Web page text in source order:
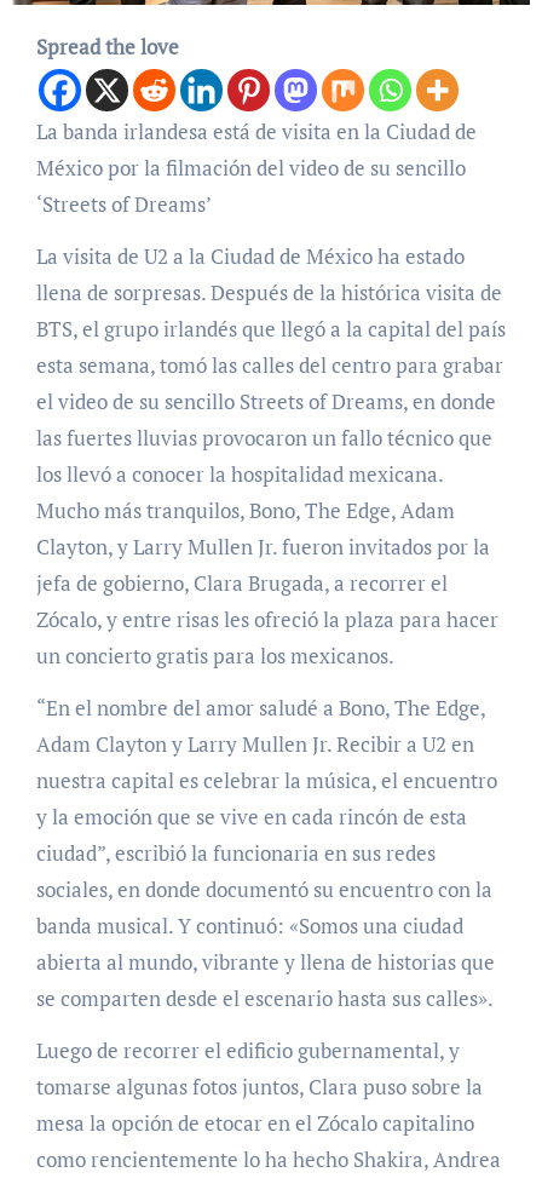
Spread the love
La banda irlandesa está de visita en la Ciudad de
México por la filmación del video de su sencillo
‘Streets of Dreams’
La visita de U2 a la Ciudad de México ha estado
llena de sorpresas. Después de la histórica visita de
BTS, el grupo irlandés que llegó a la capital del país
esta semana, tomó las calles del centro para grabar
el video de su sencillo Streets of Dreams, en donde
las fuertes lluvias provocaron un fallo técnico que
los llevó a conocer la hospitalidad mexicana.
Mucho más tranquilos, Bono, The Edge, Adam
Clayton, y Larry Mullen Jr. fueron invitados por la
jefa de gobierno, Clara Brugada, a recorrer el
Zócalo, y entre risas les ofreció la plaza para hacer
un concierto gratis para los mexicanos.
“En el nombre del amor saludé a Bono, The Edge,
Adam Clayton y Larry Mullen Jr. Recibir a U2 en
nuestra capital es celebrar la música, el encuentro
y la emoción que se vive en cada rincón de esta
ciudad”, escribió la funcionaria en sus redes
sociales, en donde documentó su encuentro con la
banda musical. Y continuó: «Somos una ciudad
abierta al mundo, vibrante y llena de historias que
se comparten desde el escenario hasta sus calles».
Luego de recorrer el edificio gubernamental, y
tomarse algunas fotos juntos, Clara puso sobre la
mesa la opción de etocar en el Zócalo capitalino
como rencientemente lo ha hecho Shakira, Andrea